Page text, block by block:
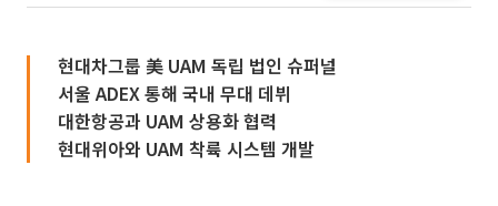
현대차그룹 美 UAM 독립 법인 슈퍼널
서울 ADEX 통해 국내 무대 데뷔
대한항공과 UAM 상용화 협력
현대위아와 UAM 착륙 시스템 개발